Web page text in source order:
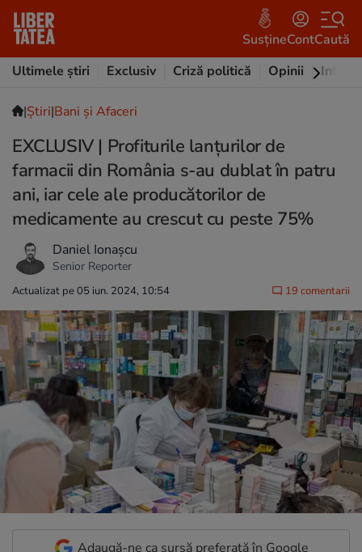
SusțineContCaută
Ultimele știri
Exclusiv Criză politică Opinii
|Ştiri|Bani și Afaceri
EXCLUSIV | Profiturile lanțurilor de
farmacii din România s-au dublat în patru
ani, iar cele ale producătorilor de
medicamente au crescut cu peste 75%
Daniel Ionașcu
Senior Reporter
Actualizat pe 05 iun. 2024, 10:54 19 comentarii
Adaugă-ne ca sursă preferată în Google